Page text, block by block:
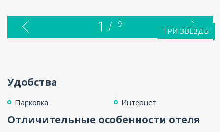
КОНТАКТЫ
ТРИ ЗВЕЗДЫ
1 / 9
Удобства
Парковка Интернет
Отличительные особенности отеля